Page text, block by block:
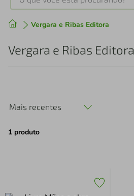
Vergara e Ribas Editora
Vergara e Ribas Editora
Mais recentes
1 produto
Produtos mais buscados
perfume
4º